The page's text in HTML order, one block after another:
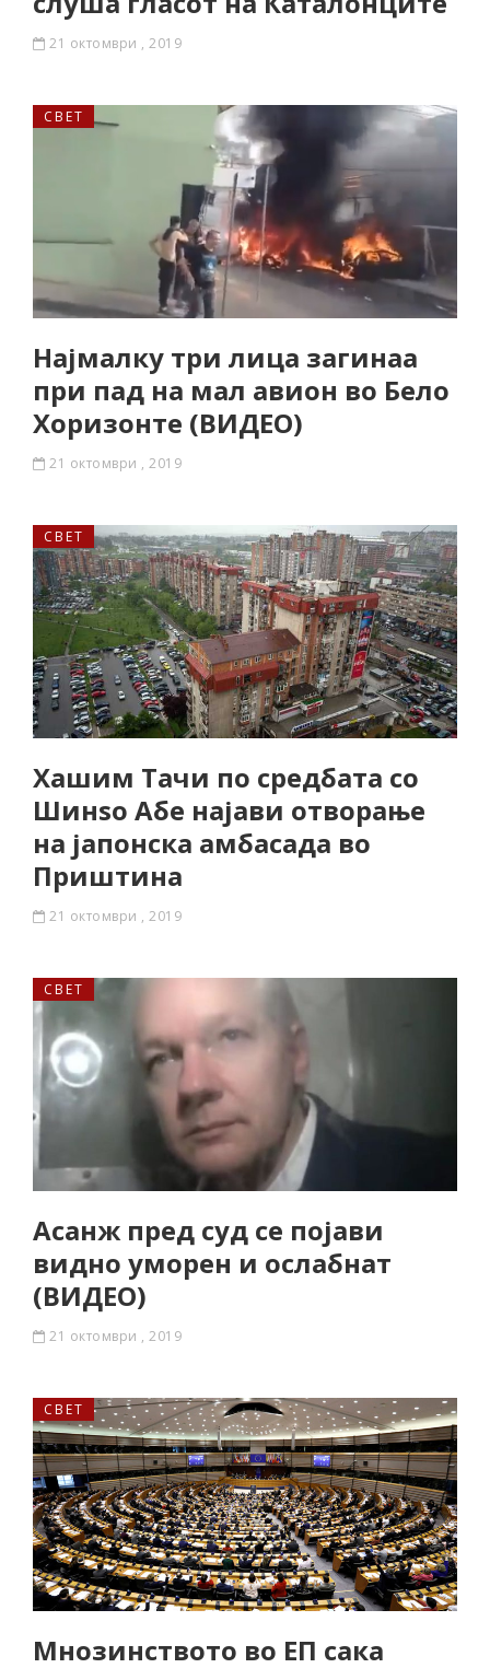
21 октомври , 2019
СВЕТ
Најмалку три лица загинаа
при пад на мал авион во Бело
Хоризонте (ВИДЕО)
21 октомври , 2019
СВЕТ
Хашим Тачи по средбата со
Шинѕо Абе најави отворање
на јапонска амбасада во
Приштина
21 октомври , 2019
СВЕТ
Асанж пред суд се појави
видно уморен и ослабнат
(ВИДЕО)
21 октомври , 2019
СВЕТ
Мнозинството во ЕП сака